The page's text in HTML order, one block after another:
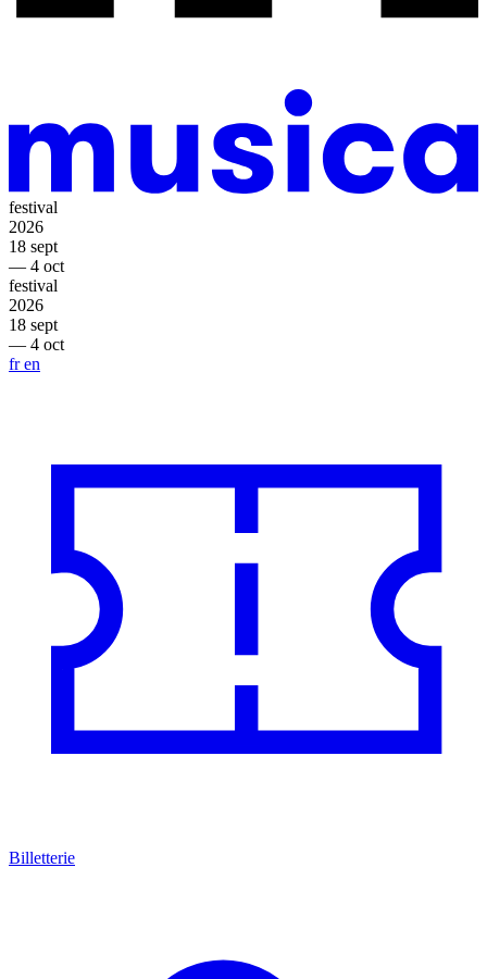
festival
2026
18 sept
— 4 oct
festival
2026
18 sept
— 4 oct
fren
Billetterie